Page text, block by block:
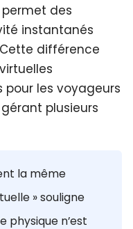
des
instantanés
différence
les voyageurs
plusieurs
la même
» souligne
physique n’est